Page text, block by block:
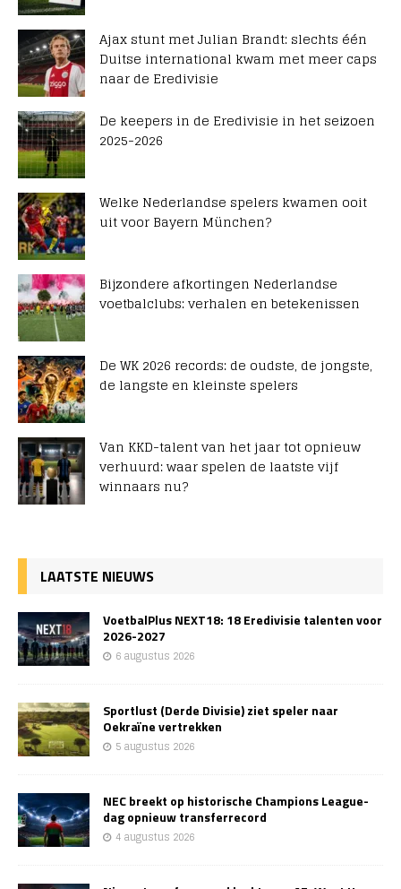
Ajax stunt met Julian Brandt: slechts één
Duitse international kwam met meer caps
naar de Eredivisie
De keepers in de Eredivisie in het seizoen
2025-2026
Welke Nederlandse spelers kwamen ooit
uit voor Bayern München?
Bijzondere afkortingen Nederlandse
voetbalclubs: verhalen en betekenissen
De WK 2026 records: de oudste, de jongste,
de langste en kleinste spelers
Van KKD-talent van het jaar tot opnieuw
verhuurd: waar spelen de laatste vijf
winnaars nu?
LAATSTE NIEUWS
VoetbalPlus NEXT18: 18 Eredivisie talenten voor
2026-2027
6 augustus 2026
Sportlust (Derde Divisie) ziet speler naar
Oekraïne vertrekken
5 augustus 2026
NEC breekt op historische Champions League-
dag opnieuw transferrecord
4 augustus 2026